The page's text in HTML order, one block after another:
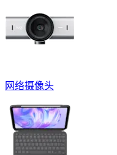
网络摄像头